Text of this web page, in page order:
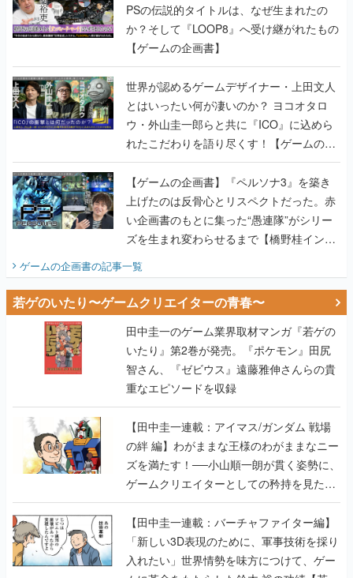
PSの伝説的タイトルは、なぜ生まれたの
か？そして『LOOP8』へ受け継がれたもの
【ゲームの企画書】
世界が認めるゲームデザイナー・上田文人
とはいったい何が凄いのか？ ヨコオタロ
ウ・外山圭一郎らと共に『ICO』に込めら
れたこだわりを語り尽くす！【ゲームの企
画書】
【ゲームの企画書】『ペルソナ3』を築き
上げたのは反骨心とリスペクトだった。赤
い企画書のもとに集った“愚連隊”がシリー
ズを生まれ変わらせるまで【橋野桂インタ
ゲームの企画書の記事一覧
若ゲのいたり〜ゲームクリエイターの青春〜
田中圭一のゲーム業界取材マンガ『若ゲの
いたり』第2巻が発売。『ポケモン』田尻
智さん、『ゼビウス』遠藤雅伸さんらの貴
重なエピソードを収録
【田中圭一連載：アイマス/ガンダム 戦場
の絆 編】わがままな王様のわがままなニー
ズを満たす！──小山順一朗が貫く姿勢に、
ゲームクリエイターとしての矜持を見た
【若ゲのいたり最終回】
【田中圭一連載：バーチャファイター編】
「新しい3D表現のために、軍事技術を採り
入れたい」世界情勢を味方につけて、ゲー